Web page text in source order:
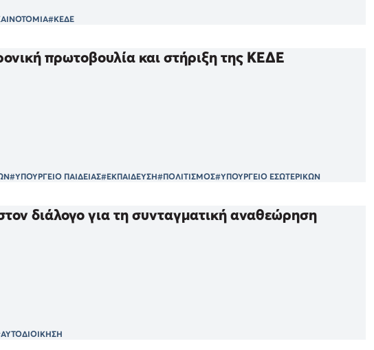
#ΚΕΔΕ
πρωτοβουλία και στήριξη της ΚΕΔΕ
#ΥΠΟΥΡΓΕΙΟ ΠΑΙΔΕΙΑΣ#ΕΚΠΑΙΔΕΥΣΗ#ΠΟΛΙΤΙΣΜΟΣ#ΥΠΟΥΡΓΕΙΟ ΕΣΩΤΕΡΙΚΩΝ
διάλογο για τη συνταγματική αναθεώρηση